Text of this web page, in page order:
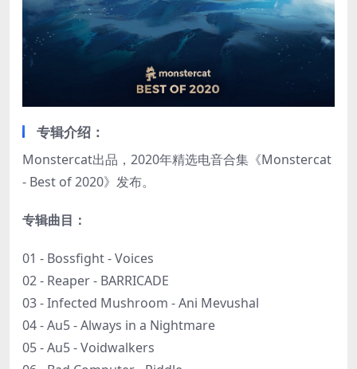
专辑介绍：
Monstercat出品，2020年精选电音合集《Monstercat
- Best of 2020》发布。
专辑曲目：
01 - Bossfight - Voices
02 - Reaper - BARRICADE
03 - Infected Mushroom - Ani Mevushal
04 - Au5 - Always in a Nightmare
05 - Au5 - Voidwalkers